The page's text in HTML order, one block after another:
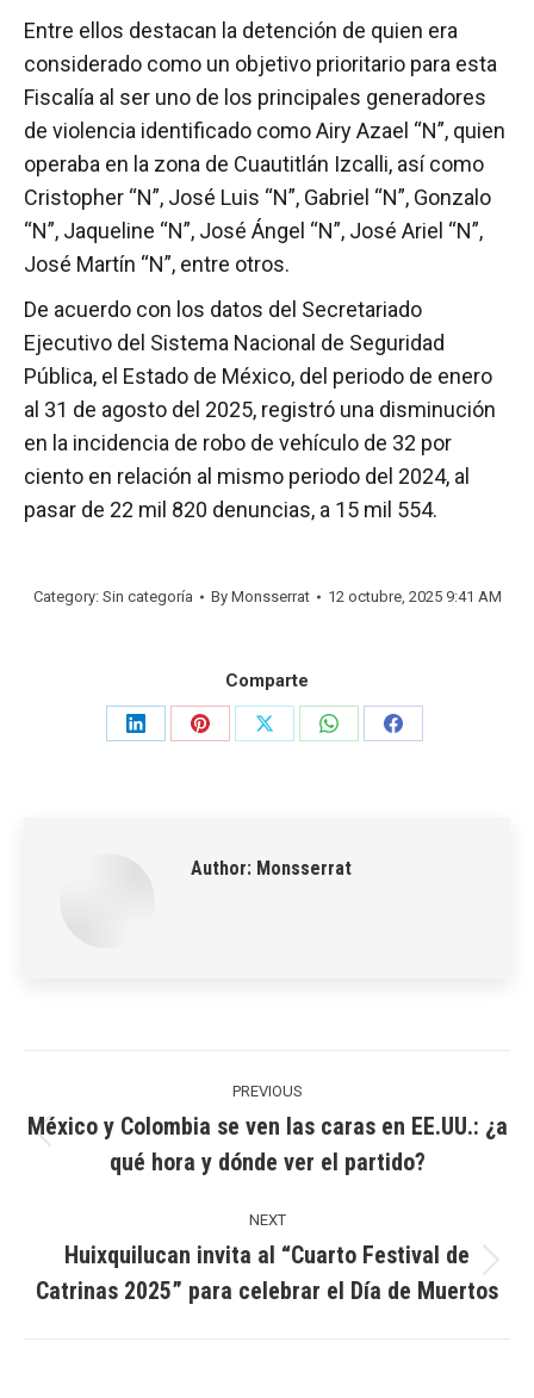
Entre ellos destacan la detención de quien era
considerado como un objetivo prioritario para esta
Fiscalía al ser uno de los principales generadores
de violencia identificado como Airy Azael “N”, quien
operaba en la zona de Cuautitlán Izcalli, así como
Cristopher “N”, José Luis “N”, Gabriel “N”, Gonzalo
“N”, Jaqueline “N”, José Ángel “N”, José Ariel “N”,
José Martín “N”, entre otros.
De acuerdo con los datos del Secretariado
Ejecutivo del Sistema Nacional de Seguridad
Pública, el Estado de México, del periodo de enero
al 31 de agosto del 2025, registró una disminución
en la incidencia de robo de vehículo de 32 por
ciento en relación al mismo periodo del 2024, al
pasar de 22 mil 820 denuncias, a 15 mil 554.
Category: Sin categoría By Monsserrat 12 octubre, 2025 9:41 AM
Comparte
Share
Share
Share
Share
Share
Author: Monsserrat
PREVIOUS
post:
México y Colombia se ven las caras en EE.UU.: ¿a
qué hora y dónde ver el partido?
NEXT
post:
Huixquilucan invita al “Cuarto Festival de
Catrinas 2025” para celebrar el Día de Muertos